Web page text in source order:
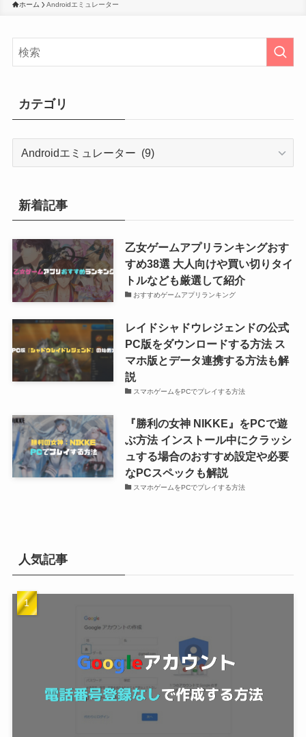
ホーム Androidエミュレーター
カテゴリ
リ
新着記事
乙女ゲームアプリランキングおす
すめ38選 大人向けや買い切りタイ
トルなども厳選して紹介
おすすめゲームアプリランキング
レイドシャドウレジェンドの公式
PC版をダウンロードする方法 ス
マホ版とデータ連携する方法も解
説
スマホゲームをPCでプレイする方法
『勝利の女神 NIKKE』をPCで遊
ぶ方法 インストール中にクラッシ
ュする場合のおすすめ設定や必要
なPCスペックも解説
スマホゲームをPCでプレイする方法
人気記事